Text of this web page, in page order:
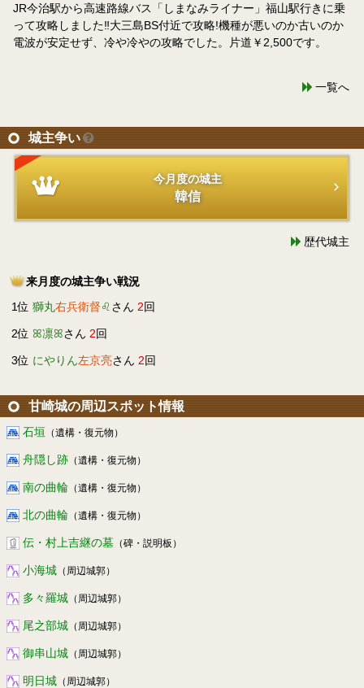
JR今治駅から高速路線バス「しまなみライナー」福山駅行きに乗
って攻略しました‼大三島BS付近で攻略!機種が悪いのか古いのか
電波が安定せず、冷や冷やの攻略でした。片道￥2,500です。
一覧へ
城主争い
今月度の城主
韓信
歴代城主
来月度の城主争い戦況
1位 獅丸右兵衛督♌︎ さん 2回
2位 ꕤ凛ꕤさん 2回
3位 にやりん左京亮さん 2回
甘崎城の周辺スポット情報
石垣 （遺構・復元物）
舟隠し跡 （遺構・復元物）
南の曲輪 （遺構・復元物）
北の曲輪 （遺構・復元物）
伝・村上吉継の墓 （碑・説明板）
小海城 （周辺城郭）
多々羅城 （周辺城郭）
尾之部城 （周辺城郭）
御串山城 （周辺城郭）
明日城 （周辺城郭）